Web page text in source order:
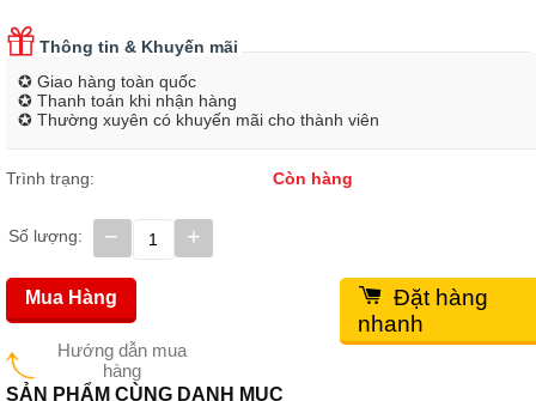
Thông tin & Khuyến mãi
✪ Giao hàng toàn quốc
✪ Thanh toán khi nhận hàng
✪ Thường xuyên có khuyến mãi cho thành viên
Trình trạng: Còn hàng
Số lượng: +
−
Hướng dẫn mua
hàng
Mua Hàng
Đặt hàng
nhanh
SẢN PHẨM CÙNG DANH MỤC